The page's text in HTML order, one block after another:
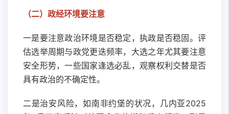
（二）政经环境要注意
一是要注意政治环境是否稳定，执政是否稳固。评
估选举周期与政党更迭频率，大选之年尤其要注意
安全形势，一些国家逢选必乱，观察权利交替是否
具有政治的不确定性。
二是治安风险，如南非约堡的状况，几内亚2025